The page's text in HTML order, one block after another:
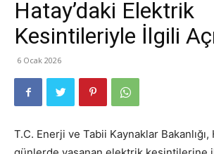
Hatay’daki Elektrik
Kesintileriyle İlgili
6 Ocak 2026
T.C. Enerji ve Tabii Kaynaklar Bakanlığı,